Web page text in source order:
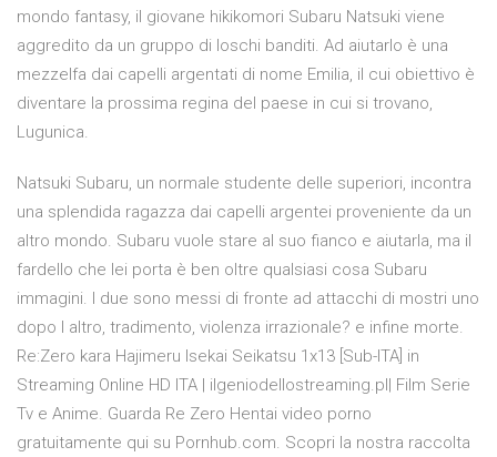
mondo fantasy, il giovane hikikomori Subaru Natsuki viene
aggredito da un gruppo di loschi banditi. Ad aiutarlo è una
mezzelfa dai capelli argentati di nome Emilia, il cui obiettivo è
diventare la prossima regina del paese in cui si trovano,
Lugunica.
Natsuki Subaru, un normale studente delle superiori, incontra
una splendida ragazza dai capelli argentei proveniente da un
altro mondo. Subaru vuole stare al suo fianco e aiutarla, ma il
fardello che lei porta è ben oltre qualsiasi cosa Subaru
immagini. I due sono messi di fronte ad attacchi di mostri uno
dopo l altro, tradimento, violenza irrazionale? e infine morte.
Re:Zero kara Hajimeru Isekai Seikatsu 1x13 [Sub-ITA] in
Streaming Online HD ITA | ilgeniodellostreaming.pl| Film Serie
Tv e Anime. Guarda Re Zero Hentai video porno
gratuitamente qui su Pornhub.com. Scopri la nostra raccolta